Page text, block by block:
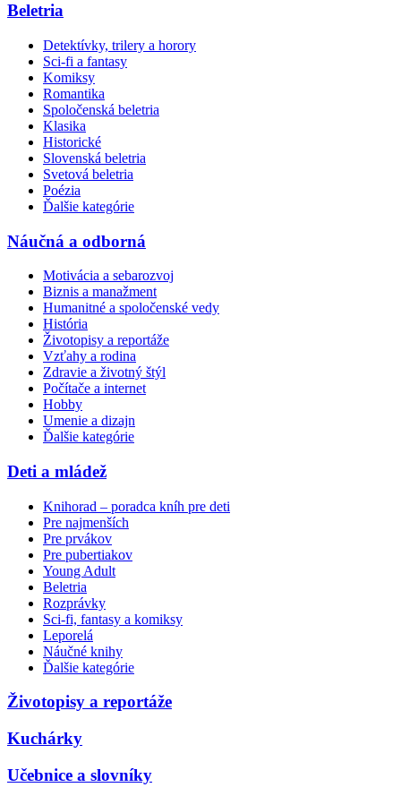
Beletria
Detektívky, trilery a horory
Sci-fi a fantasy
Komiksy
Romantika
Spoločenská beletria
Klasika
Historické
Slovenská beletria
Svetová beletria
Poézia
Ďalšie kategórie
Náučná a odborná
Motivácia a sebarozvoj
Biznis a manažment
Humanitné a spoločenské vedy
História
Životopisy a reportáže
Vzťahy a rodina
Zdravie a životný štýl
Počítače a internet
Hobby
Umenie a dizajn
Ďalšie kategórie
Deti a mládež
Knihorad – poradca kníh pre deti
Pre najmenších
Pre prvákov
Pre pubertiakov
Young Adult
Beletria
Rozprávky
Sci-fi, fantasy a komiksy
Leporelá
Náučné knihy
Ďalšie kategórie
Životopisy a reportáže
Kuchárky
Učebnice a slovníky